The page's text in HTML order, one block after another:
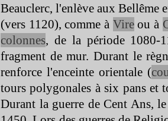
Beauclerc, l'enlève aux
(vers 1120), comme à Vireou à
colonnes, de la période 1080-
fragment de mur. Durant le
renforce l'enceinte orientale (
tours polygonales à six pans et
Durant la guerre de Cent Ans,